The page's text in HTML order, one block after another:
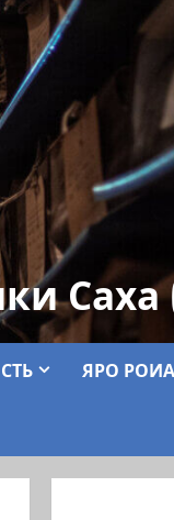
Саха
ЯРО РОИА